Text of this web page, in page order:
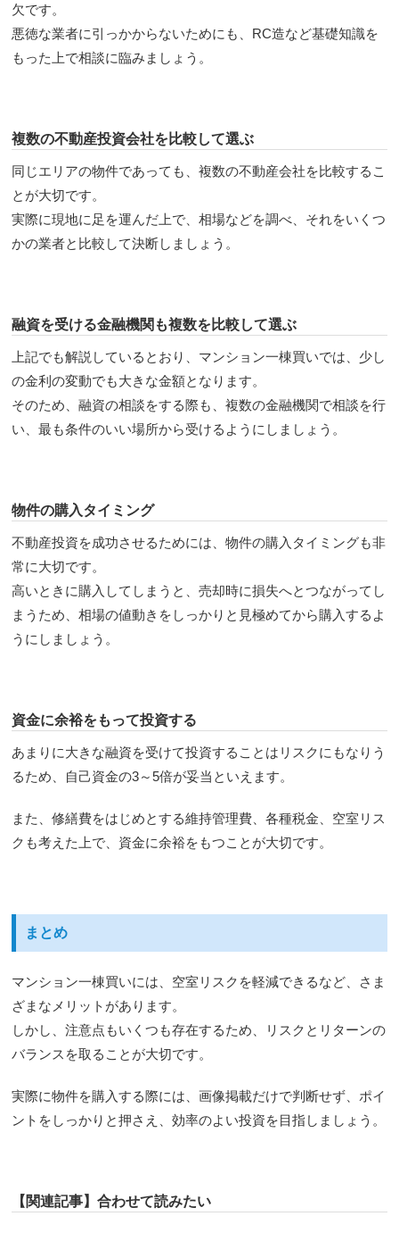
欠です。
悪徳な業者に引っかからないためにも、RC造など基礎知識を
もった上で相談に臨みましょう。
複数の不動産投資会社を比較して選ぶ
同じエリアの物件であっても、複数の不動産会社を比較するこ
とが大切です。
実際に現地に足を運んだ上で、相場などを調べ、それをいくつ
かの業者と比較して決断しましょう。
融資を受ける金融機関も複数を比較して選ぶ
上記でも解説しているとおり、マンション一棟買いでは、少し
の金利の変動でも大きな金額となります。
そのため、融資の相談をする際も、複数の金融機関で相談を行
い、最も条件のいい場所から受けるようにしましょう。
物件の購入タイミング
不動産投資を成功させるためには、物件の購入タイミングも非
常に大切です。
高いときに購入してしまうと、売却時に損失へとつながってし
まうため、相場の値動きをしっかりと見極めてから購入するよ
うにしましょう。
資金に余裕をもって投資する
あまりに大きな融資を受けて投資することはリスクにもなりう
るため、自己資金の3～5倍が妥当といえます。
また、修繕費をはじめとする維持管理費、各種税金、空室リス
クも考えた上で、資金に余裕をもつことが大切です。
まとめ
マンション一棟買いには、空室リスクを軽減できるなど、さま
ざまなメリットがあります。
しかし、注意点もいくつも存在するため、リスクとリターンの
バランスを取ることが大切です。
実際に物件を購入する際には、画像掲載だけで判断せず、ポイ
ントをしっかりと押さえ、効率のよい投資を目指しましょう。
【関連記事】合わせて読みたい